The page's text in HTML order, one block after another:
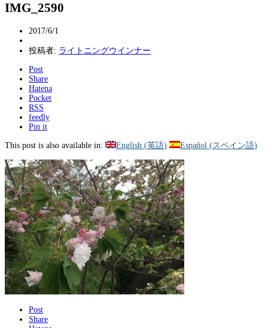
IMG_2590
2017/6/1
投稿者: ライトニングウインナー
Post
Share
Hatena
Pocket
RSS
feedly
Pin it
This post is also available in: English (英語) Español (スペイン語)
Post
Share